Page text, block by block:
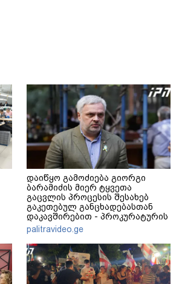
დაიწყო გამოძიება გიორგი
ბარამიძის მიერ ტყვეთა
გაცვლის პროცესის შესახებ
გაკეთებულ განცხადებასთან
დაკავშირებით - პროკურატურის
განცხადება
palitravideo.ge